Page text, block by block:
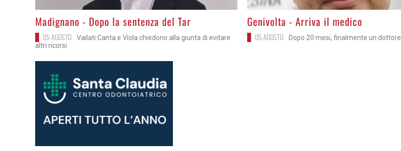
>Madignano - Dopo la sentenza del Tar
05 AGOSTO
Vailati Canta e Viola chiedono alla giunta di evitare
altri ricorsi
>
Genivolta - Arriva il medico
05 AGOSTO Dopo 20 mesi, finalmente un dottore